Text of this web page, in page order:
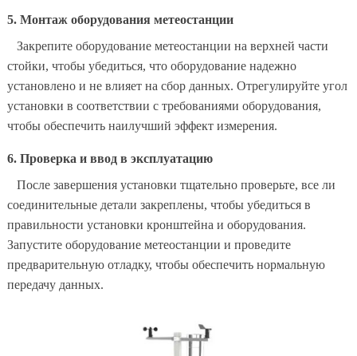
5. Монтаж оборудования метеостанции
Закрепите оборудование метеостанции на верхней части
стойки, чтобы убедиться, что оборудование надежно
установлено и не влияет на сбор данных. Отрегулируйте угол
установки в соответствии с требованиями оборудования,
чтобы обеспечить наилучший эффект измерения.
6. Проверка и ввод в эксплуатацию
После завершения установки тщательно проверьте, все ли
соединительные детали закреплены, чтобы убедиться в
правильности установки кронштейна и оборудования.
Запустите оборудование метеостанции и проведите
предварительную отладку, чтобы обеспечить нормальную
передачу данных.